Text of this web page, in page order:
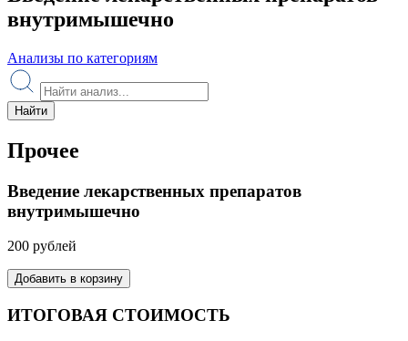
внутримышечно
Анализы по категориям
Найти
Прочее
Введение лекарственных препаратов
внутримышечно
200 рублей
Добавить в корзину
ИТОГОВАЯ СТОИМОСТЬ